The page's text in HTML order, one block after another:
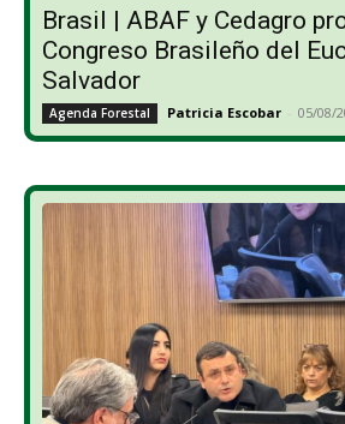
Brasil | ABAF y Cedagro
Congreso Brasileño del
Salvador
Agenda Forestal Patricia Escobar - 05/08/